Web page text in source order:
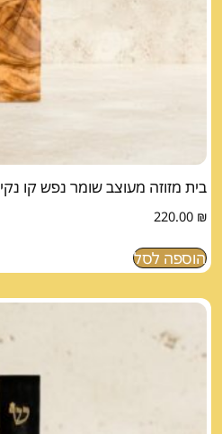
בית מזוזה מעוצב שומר נפש קו נקי
220.00 ₪
הוספה לסל